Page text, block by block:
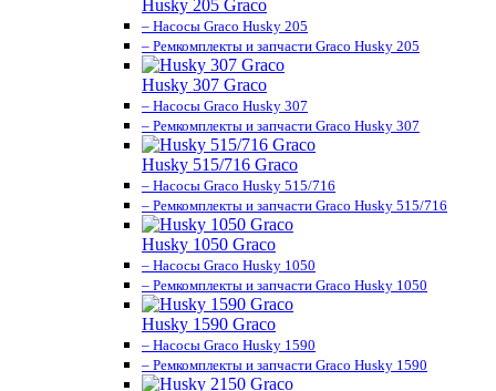
Husky 205 Graco
– Насосы Graco Husky 205
– Ремкомплекты и запчасти Graco Husky 205
Husky 307 Graco
– Насосы Graco Husky 307
– Ремкомплекты и запчасти Graco Husky 307
Husky 515/716 Graco
– Насосы Graco Husky 515/716
– Ремкомплекты и запчасти Graco Husky 515/716
Husky 1050 Graco
– Насосы Graco Husky 1050
– Ремкомплекты и запчасти Graco Husky 1050
Husky 1590 Graco
– Насосы Graco Husky 1590
– Ремкомплекты и запчасти Graco Husky 1590